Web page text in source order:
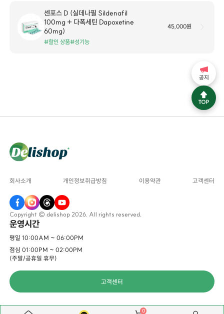
센포스 D (실데나필 Sildenafil
100mg + 다폭세틴 Dapoxetine
60mg)
#할인 상품#성기능
45,000원
회사소개 개인정보취급방침 이용약관 고객센터
Copyright © delishop 2026. All rights reserved.
운영시간
평일 10:00AM ~ 06:00PM
점심 01:00PM ~ 02:00PM
(주말/공휴일 휴무)
고객센터
공지
0